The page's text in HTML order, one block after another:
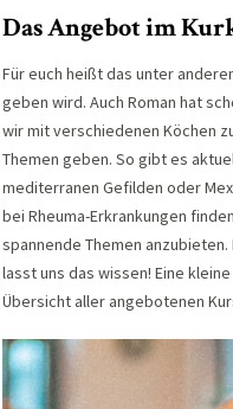
Das Angebot im
Für euch heißt das unter
geben wird. Auch Roman hat
wir mit verschiedenen Köchen
Themen geben. So gibt es
mediterranen Gefilden oder
bei Rheuma-Erkrankungen
spannende Themen
lasst uns das wissen! Eine
Übersicht aller angebotenen